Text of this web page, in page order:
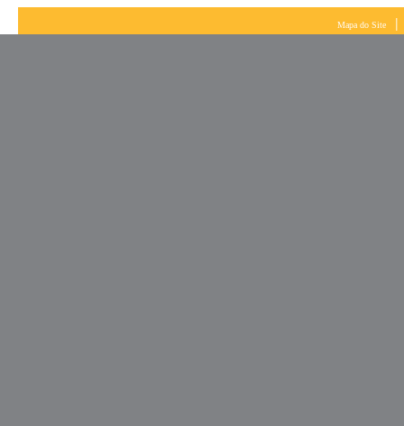
Mapa do Site |